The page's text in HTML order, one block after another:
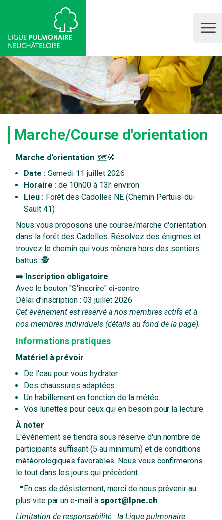
LPNE, Ligue pulmonaire neuchâteloise
Open
Marche/Course d'orientation
Marche d'orientation 🗺️🧭
Date : Samedi 11 juillet 2026
Horaire : de 10h00 à 13h environ
Lieu : Forêt des Cadolles NE (Chemin Pertuis-du-
Sault 41)
Nous vous proposons une course/marche d'orientation
dans la forêt des Cadolles. Résolvez des énigmes et
trouvez le chemin qui vous mènera hors des sentiers
battus. 🕵️
➡️ Inscription obligatoire
Avec le bouton "S'inscrire" ci-contre
Délai d’inscription : 03 juillet 2026
Cet événement est réservé à nos membres actifs et à
nos membres individuels (détails au fond de la page).
Informations pratiques
Matériel à prévoir
De l'eau pour vous hydrater.
Des chaussures adaptées.
Un habillement en fonction de la météo.
Vos lunettes pour ceux qui en besoin pour la lecture.
À noter
L'événement se tiendra sous réserve d'un nombre de
participants suffisant (5 au minimum) et de conditions
météorologiques favorables. Nous vous confirmerons
le tout dans les jours qui précèdent.
📍En cas de désistement, merci de nous prévenir au
plus vite par un e-mail à sport@lpne.ch.
Limitation de responsabilité : la Ligue pulmonaire